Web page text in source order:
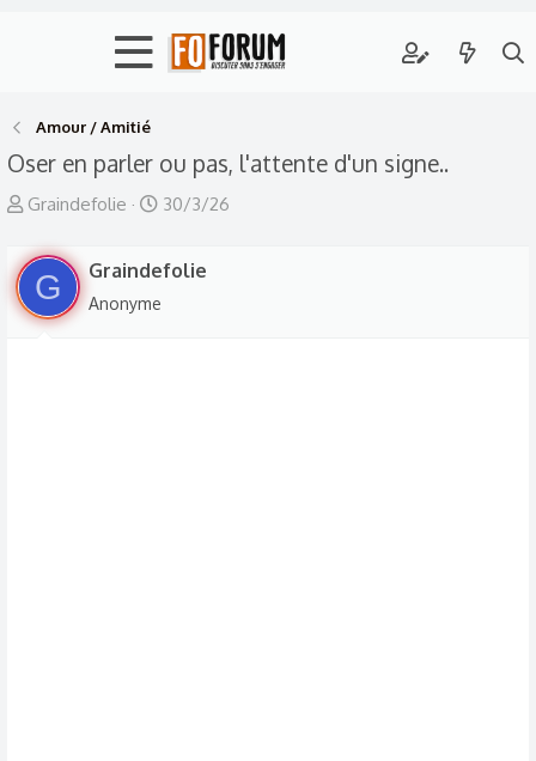
Amour / Amitié
Oser en parler ou pas, l'attente d'un signe..
A
t
e
u
Graindefolie
D
t
30/3/26
G Graindefolie
Anonyme